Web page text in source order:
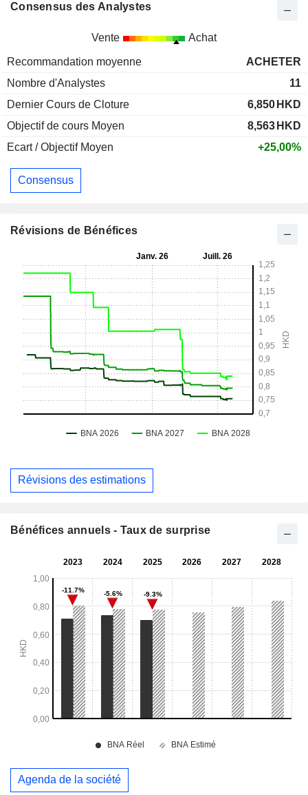
Consensus des Analystes
Vente Achat
Recommandation moyenne
ACHETER
Nombre d'Analystes
11
Dernier Cours de Cloture
6,850 HKD
Objectif de cours Moyen
8,563 HKD
Ecart / Objectif Moyen
+25,00%
Consensus
Révisions de Bénéfices
Révisions des estimations
Bénéfices annuels - Taux de surprise
Agenda de la société